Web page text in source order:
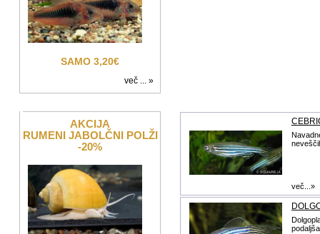
SAMO 3,20€
več ... »
AKCIJA
RUMENI JABOLČNI POLŽI
-20%
več...»